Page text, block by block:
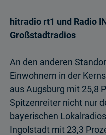
hitradio rt1 und Radio
Großstadtradios
An den anderen
Einwohnern in der
aus Augsburg mit 25,8
Spitzenreiter nicht nur
bayerischen
Ingolstadt mit 23,3